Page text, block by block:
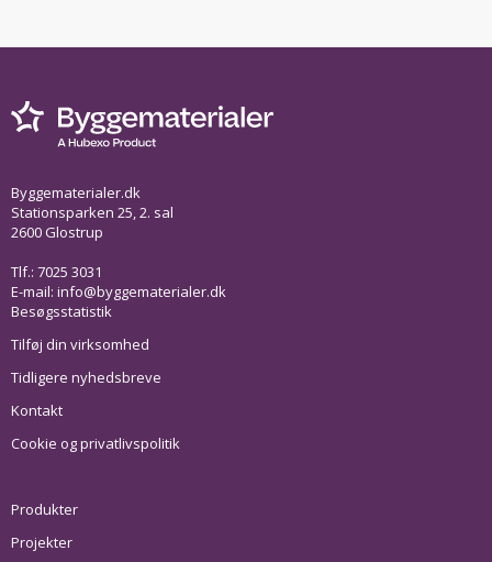
Byggematerialer.dk
Stationsparken 25, 2. sal
2600 Glostrup
Tlf.: 7025 3031
E-mail: info@byggematerialer.dk
Besøgsstatistik
Tilføj din virksomhed
Tidligere nyhedsbreve
Kontakt
Cookie og privatlivspolitik
Produkter
Projekter